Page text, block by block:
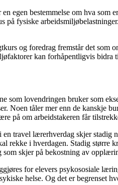
egen bestemmelse om hva
fysiske
og foredrag fremstår det som
kan forhåpentligvis bidra
som lovendringen bruker som
Noen tåler mer enn de kanskje
på om arbeidstakeren får
travel lærerhverdag skjer stadig
rekke i hverdagen. Stadig
skjer på bekostning av
for elevers psykososiale
helse. Og det er begrenset